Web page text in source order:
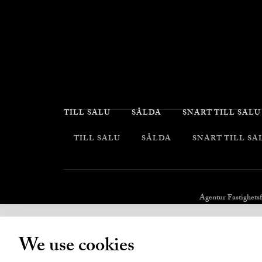
TILL SALU SÅLDA SNART TILL SALU
TILL SALU SÅLDA SNART TILL
Agentur
We use cookies